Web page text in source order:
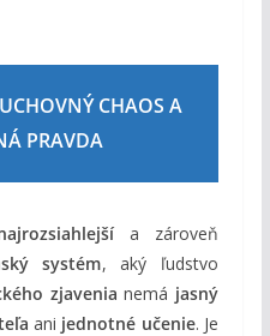
CHAOS A
PRAVDA
a zároveň
systém, aký ľudstvo
zjavenia nemá jasný
ani jednotné učenie. Je